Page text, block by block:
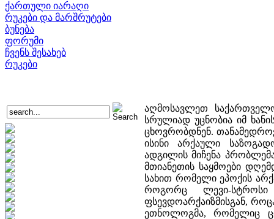
ქართული იარაღი
რუკები და მარშრუტები
ბუნება
ფორუმი
ჩვენს შესახებ
რუკები
აღმოსავლეთ
სრულიად უცნობია იმ
ცხოვრობდნენ.
ისინი არქაული
ადგილის მიჩენა
მთიანეთის საყმოები
სახით რომელი ეპოქის
როგორც ლევი-სტროსი
ფსევდოარქაიზმისგან,
ეთნოლოგმა, რომელიც